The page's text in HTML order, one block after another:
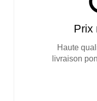
Prix
Haute
livraison